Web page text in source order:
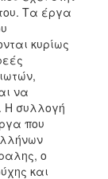
Τα έργα
κυρίως
να
Η συλλογή
που
ο
και